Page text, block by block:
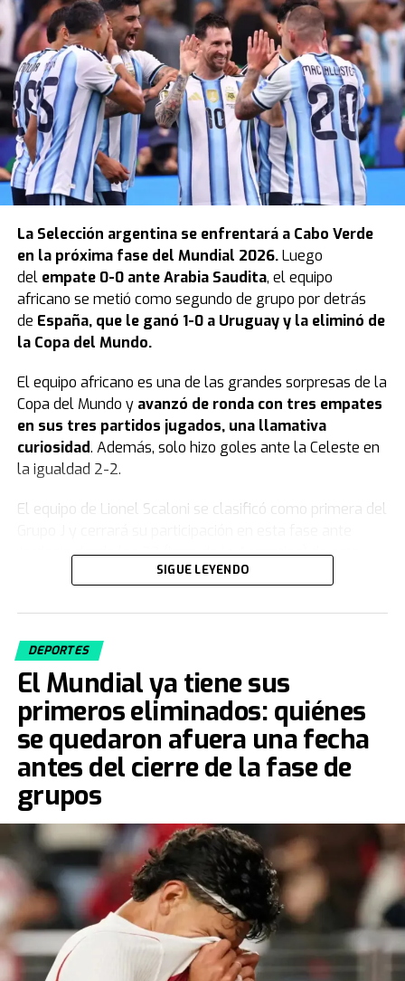
La Selección argentinase enfrentará a Cabo Verde
en la próxima fase del Mundial 2026.Luego
del empate 0-0 ante Arabia Saudita, el equipo
africano se metió como segundo de grupo por detrás
de España, que le ganó 1-0 a Uruguay y la eliminó de
la Copa del Mundo.
El equipo africano es una de las grandes sorpresas de la
Copa del Mundo y avanzó de ronda con tres empates
en sus tres partidos jugados, una llamativa
curiosidad. Además, solo hizo goles ante la Celeste en
la igualdad 2-2.
El equipo de Lionel Scaloni se clasificó como primera del
Jordania desde las 23 (hora de la Argentina) de este
Uruguay quedó eliminado del Mundial
2026
Luego de su derrota ante España por 1-0 y en medio de
un clima de tensión interna,la selección de Uruguay
quedó como tercera de su grupo y eliminada del
Mundial. El equipo de Marcelo Bielsa sumó solo dos
puntos y no le alcanzó para meterse entre los mejores
terceros.
Durante el partido ocurrió un momento insólito:
sacó a Fernando Muslera en el entretiempo luego
de un grosero error que terminó en el único gol del
encuentro.
Fuente: TN
SIGUE LEYENDO
DEPORTES
El Mundial ya tiene sus
primeros eliminados: quiénes
se quedaron afuera una fecha
antes del cierre de la fase de
grupos